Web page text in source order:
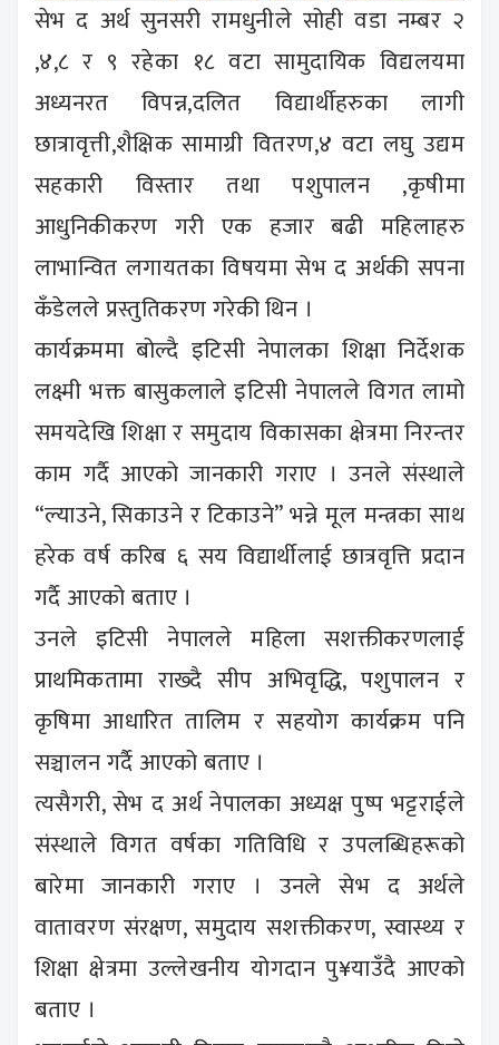
सेभ द अर्थ सुनसरी रामधुनीले सोही वडा नम्बर २
,४,८ र ९ रहेका १८ वटा सामुदायिक विद्यलयमा
अध्यनरत विपन्न,दलित विद्यार्थीहरुका लागी
छात्रावृत्ती,शैक्षिक सामाग्री वितरण,४ वटा लघु उद्यम
सहकारी विस्तार तथा पशुपालन ,कृषीमा
आधुनिकीकरण गरी एक हजार बढी महिलाहरु
लाभान्वित लगायतका विषयमा सेभ द अर्थकी सपना
कँडेलले प्रस्तुतिकरण गरेकी थिन ।
कार्यक्रममा बोल्दै इटिसी नेपालका शिक्षा निर्देशक
लक्ष्मी भक्त बासुकलाले इटिसी नेपालले विगत लामो
समयदेखि शिक्षा र समुदाय विकासका क्षेत्रमा निरन्तर
काम गर्दै आएको जानकारी गराए । उनले संस्थाले
“ल्याउने, सिकाउने र टिकाउने” भन्ने मूल मन्त्रका साथ
हरेक वर्ष करिब ६ सय विद्यार्थीलाई छात्रवृत्ति प्रदान
गर्दै आएको बताए ।
उनले इटिसी नेपालले महिला सशक्तीकरणलाई
प्राथमिकतामा राख्दै सीप अभिवृद्धि, पशुपालन र
कृषिमा आधारित तालिम र सहयोग कार्यक्रम पनि
सञ्चालन गर्दै आएको बताए ।
त्यसैगरी, सेभ द अर्थ नेपालका अध्यक्ष पुष्प भट्टराईले
संस्थाले विगत वर्षका गतिविधि र उपलब्धिहरूको
बारेमा जानकारी गराए । उनले सेभ द अर्थले
वातावरण संरक्षण, समुदाय सशक्तीकरण, स्वास्थ्य र
शिक्षा क्षेत्रमा उल्लेखनीय योगदान पु¥याउँदै आएको
बताए ।